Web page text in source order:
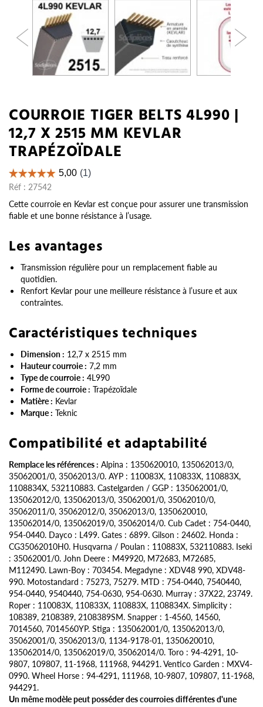
COURROIE TIGER BELTS 4L990 |
12,7 X 2515 MM KEVLAR
TRAPÉZOÏDALE
Réf : 27542
Cette courroie en Kevlar est conçue pour assurer une transmission
fiable et une bonne résistance à l’usage.
Les avantages
Transmission régulière pour un remplacement fiable au
quotidien.
Renfort Kevlar pour une meilleure résistance à l’usure et aux
contraintes.
Caractéristiques techniques
Dimension : 12,7 x 2515 mm
Hauteur courroie : 7,2 mm
Type de courroie : 4L990
Forme de courroie : Trapézoïdale
Matière : Kevlar
Marque : Teknic
Compatibilité et adaptabilité
Remplace les références : Alpina : 1350620010, 135062013/0,
35062001/0, 35062013/0. AYP : 110083X, 110833X, 110883X,
1108834X, 532110883. Castelgarden / GGP : 135062001/0,
135062012/0, 135062013/0, 35062001/0, 35062010/0,
35062011/0, 35062012/0, 35062013/0, 1350620010,
135062014/0, 135062019/0, 35062014/0. Cub Cadet : 754-0440,
954-0440. Dayco : L499. Gates : 6899. Gilson : 24602. Honda :
CG35062010H0. Husqvarna / Poulan : 110883X, 532110883. Iseki
: 35062001/0. John Deere : M49920, M72683, M72685,
M112490. Lawn-Boy : 703454. Megadyne : XDV48 990, XDV48-
990. Motostandard : 75273, 75279. MTD : 754-0440, 7540440,
954-0440, 9540440, 754-0630, 954-0630. Murray : 37X22, 23749.
Roper : 110083X, 110833X, 110883X, 1108834X. Simplicity :
108389, 2108389, 2108389SM. Snapper : 1-4560, 14560,
7014560, 7014560YP. Stiga : 135062001/0, 135062013/0,
35062001/0, 35062013/0, 1134-9178-01, 1350620010,
135062014/0, 135062019/0, 35062014/0. Toro : 94-4291, 10-
9807, 109807, 11-1968, 111968, 944291. Ventico Garden : MXV4-
0990. Wheel Horse : 94-4291, 111968, 10-9807, 109807, 11-1968,
944291.
Un même modèle peut posséder des courroies différentes d'une